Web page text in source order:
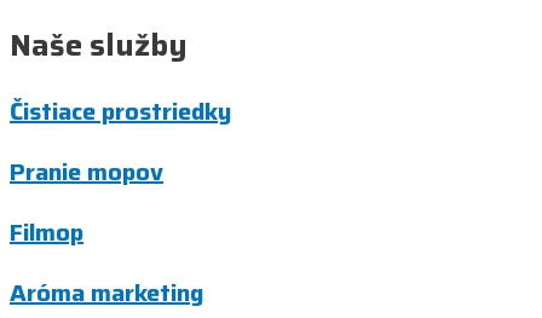
Naše služby
Čistiace prostriedky
Pranie mopov
Filmop
Aróma marketing